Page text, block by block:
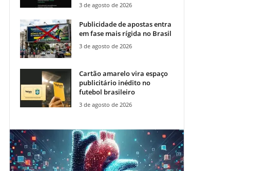
3 de agosto de 2026
Publicidade de apostas entra
em fase mais rígida no Brasil
3 de agosto de 2026
Cartão amarelo vira espaço
publicitário inédito no
futebol brasileiro
3 de agosto de 2026